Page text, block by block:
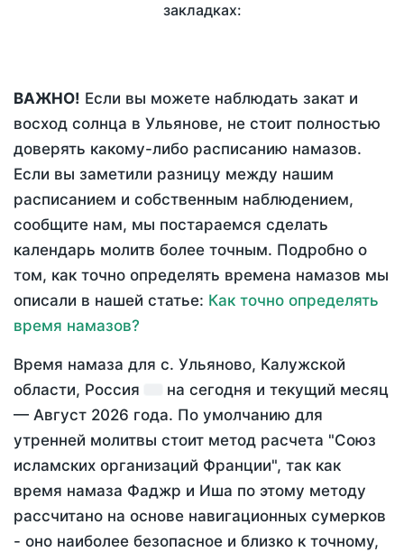
закладках:
ВАЖНО! Если вы можете наблюдать закат и
восход солнца в Ульянове, не стоит полностью
доверять какому-либо расписанию намазов.
Если вы заметили разницу между нашим
расписанием и собственным наблюдением,
сообщите нам, мы постараемся сделать
календарь молитв более точным. Подробно о
том, как точно определять времена намазов мы
описали в нашей статье: Как точно определять
время намазов?
Время намаза для с. Ульяново, Калужской
области, Россия
на сегодня и текущий месяц
— Август 2026 года. По умолчанию для
утренней молитвы стоит метод расчета "Союз
исламских организаций Франции", так как
время намаза Фаджр и Иша по этому методу
рассчитано на основе навигационных сумерков
- оно наиболее безопасное и близко к точному,